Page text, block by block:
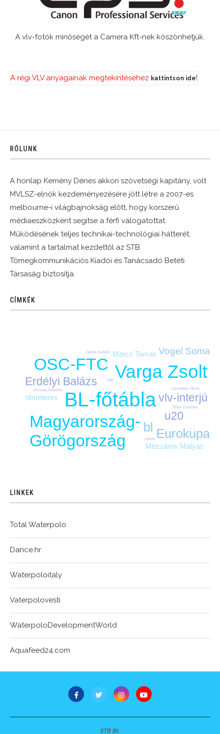
A vlv-fotók minőségét a Camera Kft-nek köszönhetjük.
A régi VLV anyagainak megtekintéséhez kattintson ide!
RÓLUNK
A honlap Kemény Dénes akkori szövetségi kapitány, volt
MVLSZ-elnök kezdeményezésére jött létre a 2007-es
melbourne-i világbajnokság előtt, hogy korszerű
médiaeszközként segítse a férfi válogatottat.
Működésének teljes technikai-technológiai hátterét,
valamint a tartalmat kezdettől az STB
Tömegkommunikációs Kiadói és Tanácsadó Betéti
Társaság biztosítja.
CÍMKÉK
BL-főtábla
Varga Zsolt
Magyarország-
Görögország
OSC-FTC
bl Eurokupa
Erdélyi Balázs
u20
vlv-interjú
Vogel Soma
Märcz Tamás
Mészáros Mátyás
ötméteres
edzés
Ekler Zsombor
Jansik Szilárd
Leinweber Olivér
OB1
Vismeg Zsombor
LINKEK
Total Waterpolo
Dance.hr
Waterpoloitaly
Vaterpolovesti
WaterpoloDevelopmentWorld
Aquafeed24.com
STB Bt.